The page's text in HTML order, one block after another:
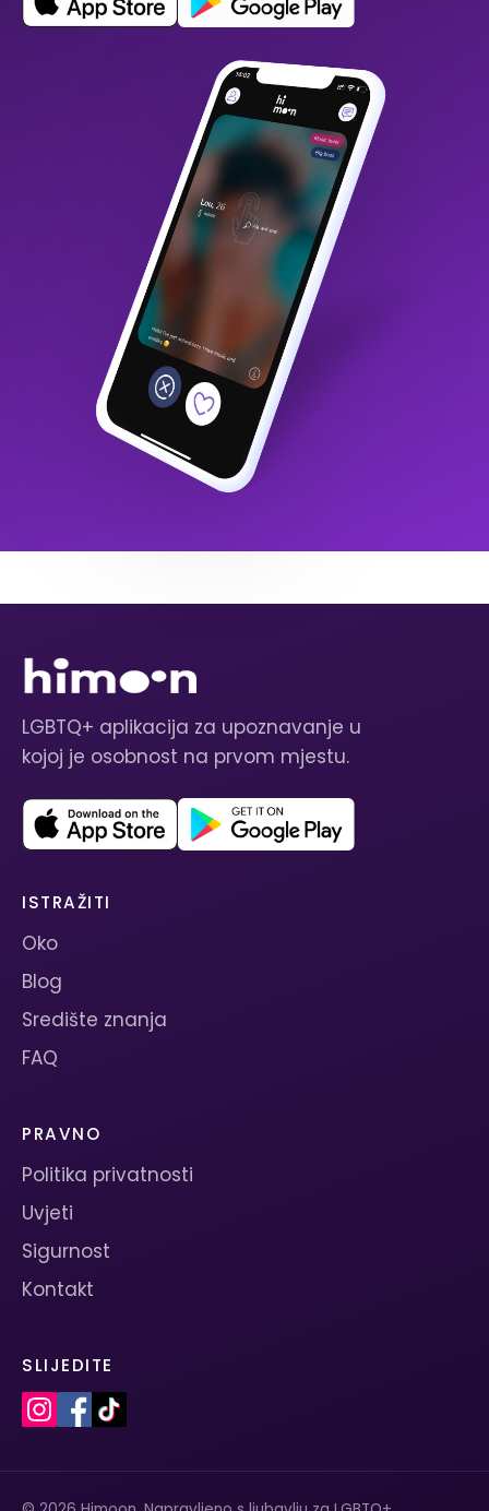
LGBTQ+ aplikacija za upoznavanje u
kojoj je osobnost na prvom mjestu.
ISTRAŽITI
Oko
Blog
Središte znanja
FAQ
PRAVNO
Politika privatnosti
Uvjeti
Sigurnost
Kontakt
SLIJEDITE